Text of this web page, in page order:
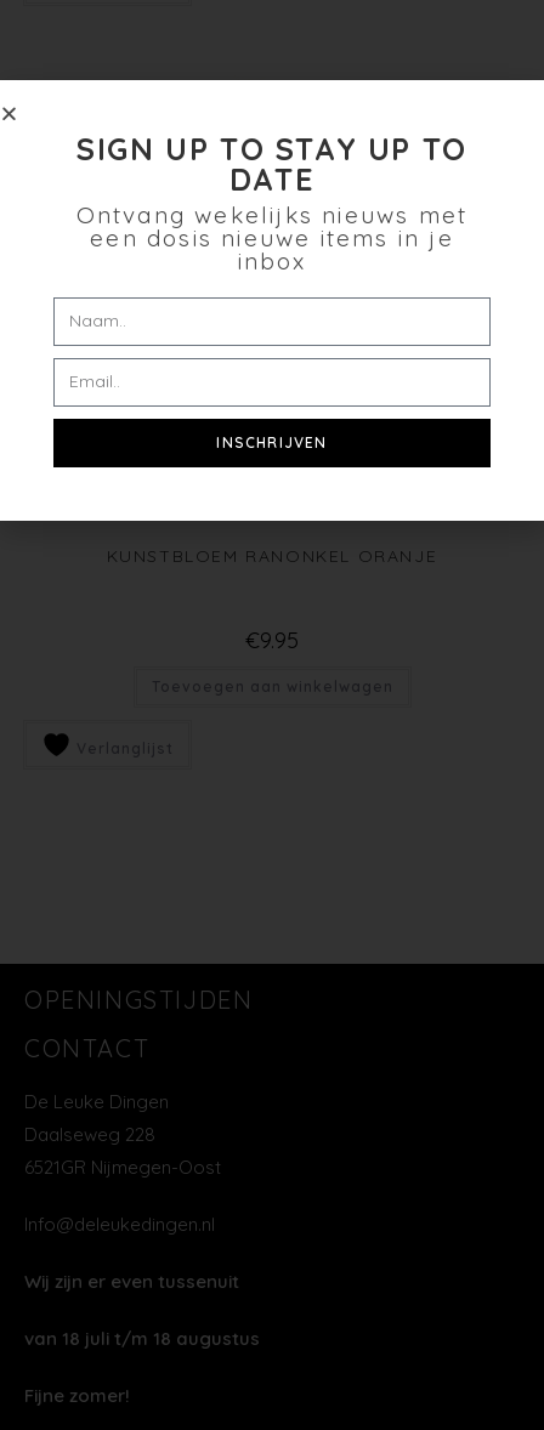
KUNSTBLOEM RANONKEL ORANJE
€9.95
Toevoegen aan winkelwagen
Verlanglijst
OPENINGSTIJDEN
CONTACT
De Leuke Dingen
Daalseweg 228
6521GR Nijmegen-Oost
Info@deleukedingen.nl
Wij zijn er even tussenuit
van 18 juli t/m 18 augustus
Fijne zomer!
SIGN UP TO STAY UP TO
DATE
Ontvang wekelijks nieuws met
een dosis nieuwe items in je
inbox
INSCHRIJVEN